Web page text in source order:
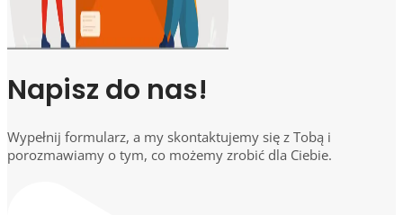
Napisz do nas!
Wypełnij formularz, a my skontaktujemy się z Tobą i
porozmawiamy o tym, co możemy zrobić dla Ciebie.